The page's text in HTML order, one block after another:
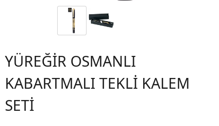
YÜREĞİR OSMANLI
KABARTMALI TEKLİ KALEM
SETİ